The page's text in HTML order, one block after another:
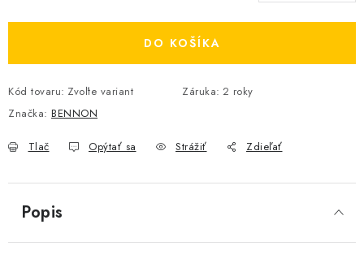
DO KOŠÍKA
Kód tovaru: Zvoľte variant Záruka: 2 roky
Značka: BENNON
Tlač Opýtať sa Strážiť Zdieľať
Popis